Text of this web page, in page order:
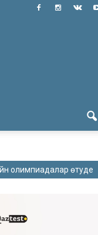
олимпиадалар өтуде